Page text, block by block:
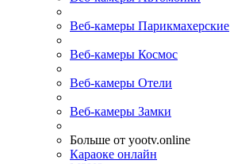
Веб-камеры Парикмахерские
Веб-камеры Космос
Веб-камеры Отели
Веб-камеры Замки
Больше от yootv.online
Караоке онлайн